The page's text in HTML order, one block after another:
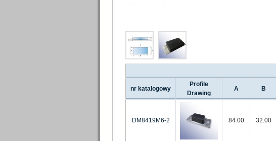
nr katalogowy
Profile
Drawing
A B
DM8419M6-2 84.00 32.00